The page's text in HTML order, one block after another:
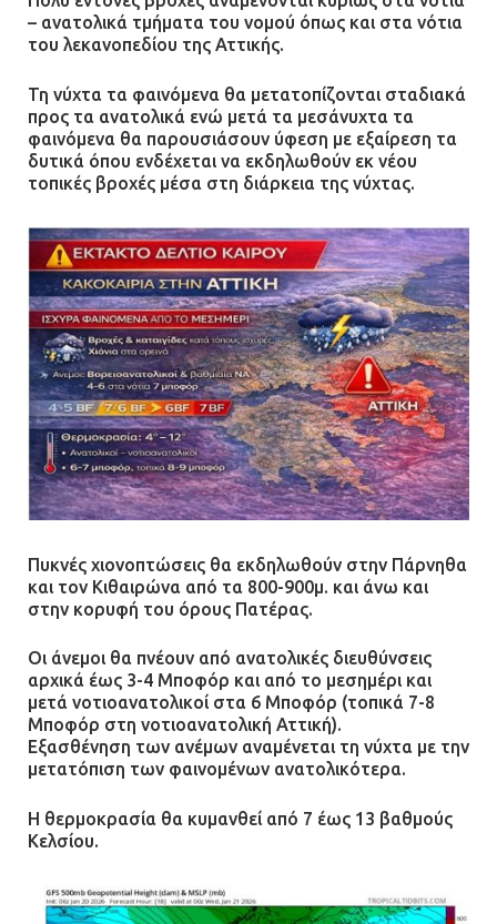
– ανατολικά τμήματα του νομού όπως και στα νότια
του λεκανοπεδίου της Αττικής.
Τη νύχτα τα φαινόμενα θα μετατοπίζονται σταδιακά
προς τα ανατολικά ενώ μετά τα μεσάνυχτα τα
φαινόμενα θα παρουσιάσουν ύφεση με εξαίρεση τα
δυτικά όπου ενδέχεται να εκδηλωθούν εκ νέου
τοπικές βροχές μέσα στη διάρκεια της νύχτας.
Πυκνές χιονοπτώσεις θα εκδηλωθούν στην Πάρνηθα
και τον Κιθαιρώνα από τα 800-900μ. και άνω και
στην κορυφή του όρους Πατέρας.
Οι άνεμοι θα πνέουν από ανατολικές διευθύνσεις
αρχικά έως 3-4 Μποφόρ και από το μεσημέρι και
μετά νοτιοανατολικοί στα 6 Μποφόρ (τοπικά 7-8
Μποφόρ στη νοτιοανατολική Αττική).
Εξασθένηση των ανέμων αναμένεται τη νύχτα με την
μετατόπιση των φαινομένων ανατολικότερα.
Η θερμοκρασία θα κυμανθεί από 7 έως 13 βαθμούς
Κελσίου.